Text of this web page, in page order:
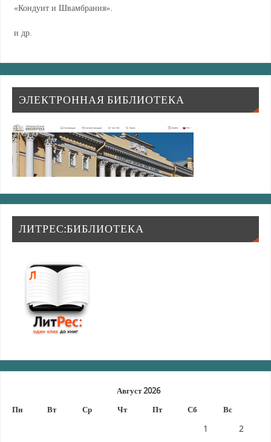
«Кондуит и Швамбрания».
и др.
ЭЛЕКТРОННАЯ БИБЛИОТЕКА
ЛИТРЕС:БИБЛИОТЕКА
Август 2026
Пн
Вт Ср Чт Пт Сб Вс
1
2